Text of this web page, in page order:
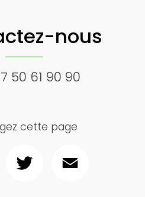
nous
50 61 90 90
cette page